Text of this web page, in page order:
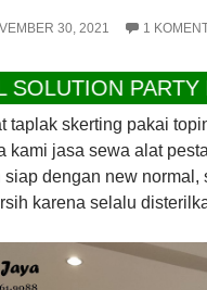
30, 2021 1
PARTY
taplak skerting pakai
kami jasa sewa alat
siap dengan new normal,
karena selalu